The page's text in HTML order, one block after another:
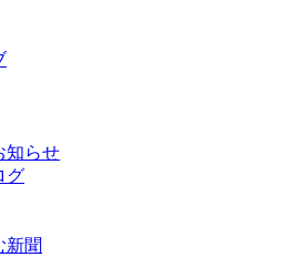
知らせ
グ
新聞